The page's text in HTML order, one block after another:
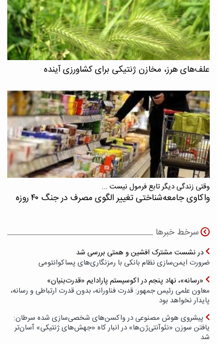
علف‌های هرز، مخازن ژنتیکی برای کشاورزی آینده
وقتی زندگی دیگر تابع فرمول نیست ...
واکاوی جامعه‌شناختی تغییر الگوی مصرف در جنگ ۴۰ روزه
سرخط خبرها
در نشست مشترک افشین و همتی بررسی شد
ضرورت ایمن‌سازی نظام بانکی با رمزنگاری‌های پسا‌کوانتومی
«رسانه»، نهاد پنجم در اکوسیستم پارادایم «قدرت‌بنیان»
معاون علمی رئیس جمهور: قدرت فناورانه، بدون قدرت ارتباطی و رسانه،
پایدار نخواهد بود
پیشروی هوش مصنوعی در واکسن‌های شخصی‌سازی شده سرطان:
یافتن سوزن «نئوآنتی‌ژن‌ها» در انبار کاه «جهش‌های ژنتیکی» آسان‌تر
شد